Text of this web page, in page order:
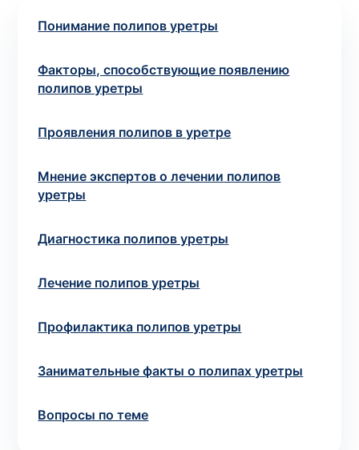
Понимание полипов уретры
Факторы, способствующие появлению
полипов уретры
Проявления полипов в уретре
Мнение экспертов о лечении полипов
уретры
Диагностика полипов уретры
Лечение полипов уретры
Профилактика полипов уретры
Занимательные факты о полипах уретры
Вопросы по теме
Номер телефона*
Оформить заказ
Если вы не знаете, какие анализы вам
консультацию .
* Администрация клиники принимает все меры для
недоразумений, рекомендуем уточнять стоимость и